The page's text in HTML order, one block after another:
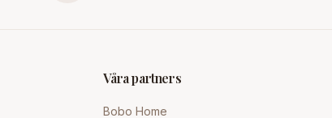
Våra partners
Bobo Home